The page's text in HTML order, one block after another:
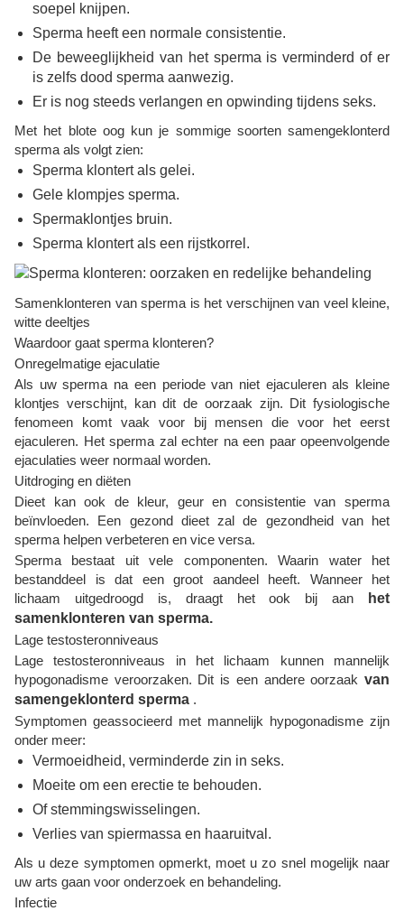
soepel knijpen.
Sperma heeft een normale consistentie.
De beweeglijkheid van het sperma is verminderd of er
is zelfs dood sperma aanwezig.
Er is nog steeds verlangen en opwinding tijdens seks.
Met het blote oog kun je sommige soorten samengeklonterd
sperma als volgt zien:
Sperma klontert als gelei.
Gele klompjes sperma.
Spermaklontjes bruin.
Sperma klontert als een rijstkorrel.
Samenklonteren van sperma is het verschijnen van veel kleine,
witte deeltjes
Waardoor gaat sperma klonteren?
Onregelmatige ejaculatie
Als uw sperma na een periode van niet ejaculeren als kleine
klontjes verschijnt, kan dit de oorzaak zijn. Dit fysiologische
fenomeen komt vaak voor bij mensen die voor het eerst
ejaculeren. Het sperma zal echter na een paar opeenvolgende
ejaculaties weer normaal worden.
Uitdroging en diëten
Dieet kan ook de kleur, geur en consistentie van sperma
beïnvloeden. Een gezond dieet zal de gezondheid van het
sperma helpen verbeteren en vice versa.
Sperma bestaat uit vele componenten. Waarin water het
bestanddeel is dat een groot aandeel heeft. Wanneer het
lichaam uitgedroogd is, draagt ​​het ook bij aan
het
samenklonteren van sperma.
Lage testosteronniveaus
Lage testosteronniveaus in het lichaam kunnen mannelijk
hypogonadisme veroorzaken. Dit is een andere oorzaak van
samengeklonterd sperma .
Symptomen geassocieerd met mannelijk hypogonadisme zijn
onder meer:
Vermoeidheid, verminderde zin in seks.
Moeite om een ​​erectie te behouden.
Of stemmingswisselingen.
Verlies van spiermassa en haaruitval.
Als u deze symptomen opmerkt, moet u zo snel mogelijk naar
uw arts gaan voor onderzoek en behandeling.
Infectie